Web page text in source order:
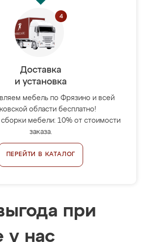
Доставка
и установка
мебель по Фрязино и всей
области бесплатно!
мебели: 10% от стоимости
заказа.
ПЕРЕЙТИ В КАТАЛОГ
при
у нас